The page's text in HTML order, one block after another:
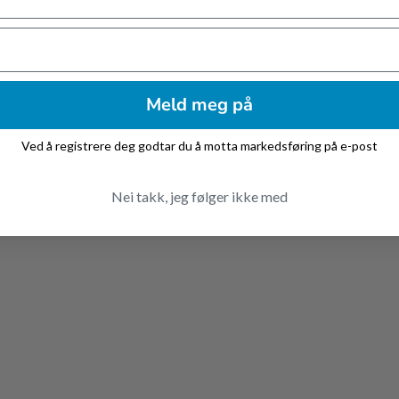
Meld meg på
Ved å registrere deg godtar du å motta markedsføring på e-post
Nei takk, jeg følger ikke med